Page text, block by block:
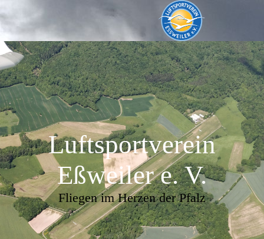
Luftsportverein
Eßweilere. V.
Fliegen im Herzen der Pfalz